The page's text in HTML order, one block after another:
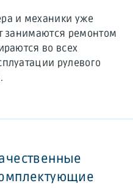
и механики уже
занимаются ремонтом
во всех
рулевого